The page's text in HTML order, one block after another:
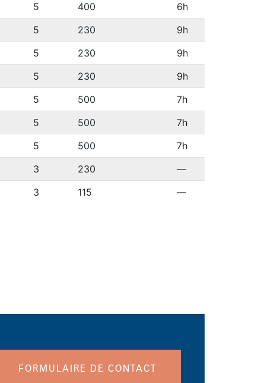
5 400
6h
5 230
9h
5 230
9h
5 230
9h
5 500
7h
5 500
7h
5 500
7h
3 230
—
3 115 —
FORMULAIRE DE CONTACT